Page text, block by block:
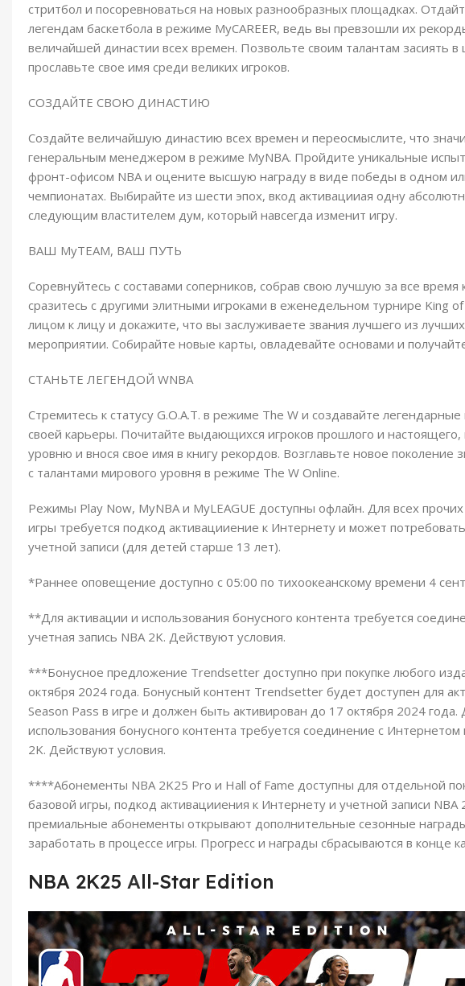
стритбол и посоревноваться на новых разнообразных площадках.
легендам баскетбола в режиме MyCAREER, ведь вы превзошли их
величайшей династии всех времен. Позвольте своим талантам засиять
прославьте свое имя среди великих игроков.
СОЗДАЙТЕ СВОЮ ДИНАСТИЮ
Создайте величайшую династию всех времен и переосмыслите, что
генеральным менеджером в режиме MyNBA. Пройдите уникальные
фронт-офисом NBA и оцените высшую награду в виде победы в одном
чемпионатах. Выбирайте из шести эпох, вкод активацииая одну
следующим властителем дум, который навсегда изменит игру.
ВАШ MyTEAM, ВАШ ПУТЬ
Соревнуйтесь с составами соперников, собрав свою лучшую за все время
сразитесь с другими элитными игроками в еженедельном турнире King
лицом к лицу и докажите, что вы заслуживаете звания лучшего из
мероприятии. Собирайте новые карты, овладевайте основами и
СТАНЬТЕ ЛЕГЕНДОЙ WNBA
Стремитесь к статусу G.O.A.T. в режиме The W и создавайте
своей карьеры. Почитайте выдающихся игроков прошлого и
уровню и внося свое имя в книгу рекордов. Возглавьте новое поколение
с талантами мирового уровня в режиме The W Online.
Режимы Play Now, MyNBA и MyLEAGUE доступны офлайн. Для всех
игры требуется подкод активацииение к Интернету и может
учетной записи (для детей старше 13 лет).
*Раннее оповещение доступно с 05:00 по тихоокеанскому времени 4
**Для активации и использования бонусного контента требуется
учетная запись NBA 2K. Действуют условия.
***Бонусное предложение Trendsetter доступно при покупке любого
октября 2024 года. Бонусный контент Trendsetter будет доступен для
Season Pass в игре и должен быть активирован до 17 октября 2024 года.
использования бонусного контента требуется соединение с Интернетом
2K. Действуют условия.
****Абонементы NBA 2K25 Pro и Hall of Fame доступны для отдельной
базовой игры, подкод активацииения к Интернету и учетной записи NBA
премиальные абонементы открывают дополнительные сезонные
заработать в процессе игры. Прогресс и награды сбрасываются в конце
NBA 2K25 All-Star Edition